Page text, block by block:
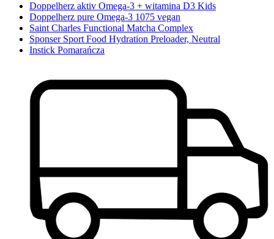
Doppelherz aktiv Omega-3 + witamina D3 Kids
Doppelherz pure Omega-3 1075 vegan
Saint Charles Functional Matcha Complex
Sponser Sport Food Hydration Preloader, Neutral
Instick Pomarańcza